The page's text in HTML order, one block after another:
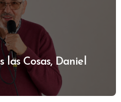
las Cosas, Daniel